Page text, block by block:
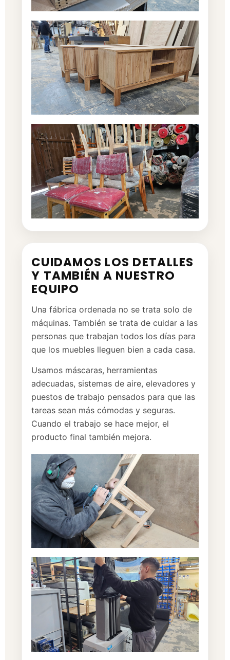
CUIDAMOS LOS DETALLES
Y TAMBIÉN A NUESTRO
EQUIPO
Una fábrica ordenada no se trata solo de
máquinas. También se trata de cuidar a las
personas que trabajan todos los días para
que los muebles lleguen bien a cada casa.
Usamos máscaras, herramientas
adecuadas, sistemas de aire, elevadores y
puestos de trabajo pensados para que las
tareas sean más cómodas y seguras.
Cuando el trabajo se hace mejor, el
producto final también mejora.